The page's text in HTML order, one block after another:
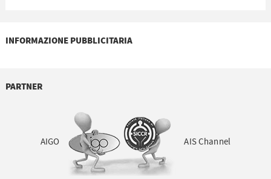
INFORMAZIONE PUBBLICITARIA
PARTNER
AIGO AIS Channel